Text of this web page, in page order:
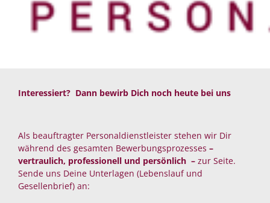
Interessiert? Dann bewirb Dich noch heute bei uns
Als beauftragter Personaldienstleister stehen wir Dir
während des gesamten Bewerbungsprozesses –
vertraulich, professionell und persönlich – zur Seite.
Sende uns Deine Unterlagen (Lebenslauf und
Gesellenbrief) an: